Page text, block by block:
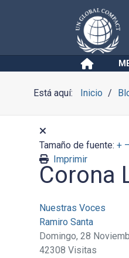
Está aquí: Inicio
Tamaño de fuente: + –
Imprimir
Corona
Nuestras Voces
Ramiro Santa
Domingo, 28
42308 Visitas